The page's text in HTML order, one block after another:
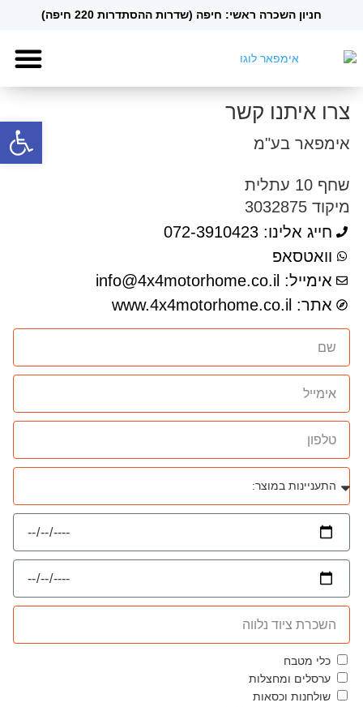
חניון השכרה ראשי: חיפה (שדרות ההסתדרות 220 חיפה)
צרו איתנו קשר
אימפאר בע"מ
שחף 10 עתלית
מיקוד 3032875
חייג אלינו: 072-3910423
וואטסאפ
אימייל: info@4x4motorhome.co.il
אתר: www.4x4motorhome.co.il
כלי מטבח
ערסלים ומחצלות
שולחנות וכסאות
פתח